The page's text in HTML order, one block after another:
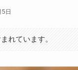
日
れています。